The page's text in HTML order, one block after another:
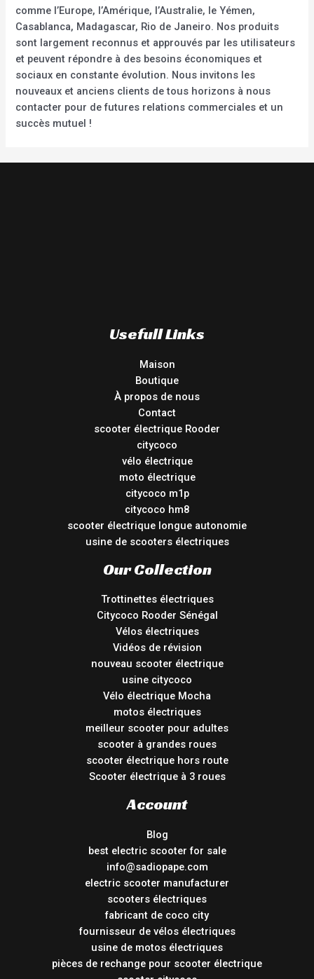
comme l’Europe, l’Amérique, l’Australie, le Yémen,
Casablanca, Madagascar, Rio de Janeiro. Nos produits
sont largement reconnus et approuvés par les utilisateurs
et peuvent répondre à des besoins économiques et
sociaux en constante évolution. Nous invitons les
nouveaux et anciens clients de tous horizons à nous
contacter pour de futures relations commerciales et un
succès mutuel !
Usefull Links
Maison
Boutique
À propos de nous
Contact
scooter électrique Rooder
citycoco
vélo électrique
moto électrique
citycoco m1p
citycoco hm8
scooter électrique longue autonomie
usine de scooters électriques
Our Collection
Trottinettes électriques
Citycoco Rooder Sénégal
Vélos électriques
Vidéos de révision
nouveau scooter électrique
usine citycoco
Vélo électrique Mocha
motos électriques
meilleur scooter pour adultes
scooter à grandes roues
scooter électrique hors route
Scooter électrique à 3 roues
Account
Blog
best electric scooter for sale
info@sadiopape.com
electric scooter manufacturer
scooters électriques
fabricant de coco city
fournisseur de vélos électriques
usine de motos électriques
pièces de rechange pour scooter électrique